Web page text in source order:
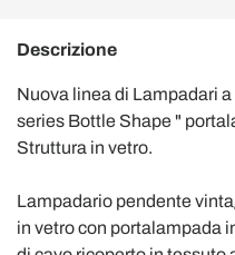
Descrizione
Nuova linea di Lampadari
series Bottle Shape "
Struttura in vetro.
Lampadario pendente
in vetro con portalampada